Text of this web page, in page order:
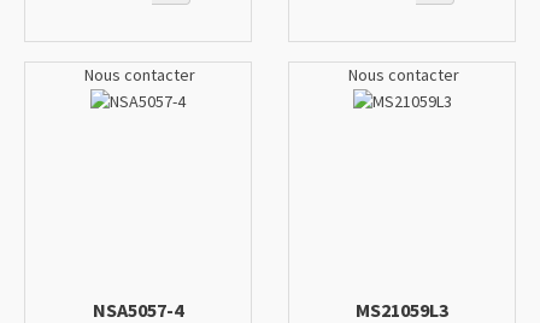
Nous contacter
NSA5057-4
Nous contacter
MS21059L3